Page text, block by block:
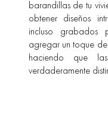
barandillas de tu
obtener diseños
incluso grabados
agregar un toque
haciendo que
verdaderamente